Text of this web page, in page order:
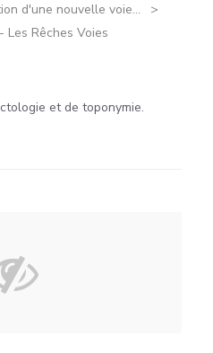
d'une nouvelle voie...
Les Rêches Voies
et de toponymie.